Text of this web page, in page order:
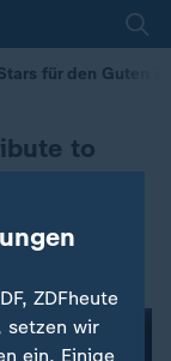
für den Guten
to
ZDFheute
setzen wir
ein. Einige